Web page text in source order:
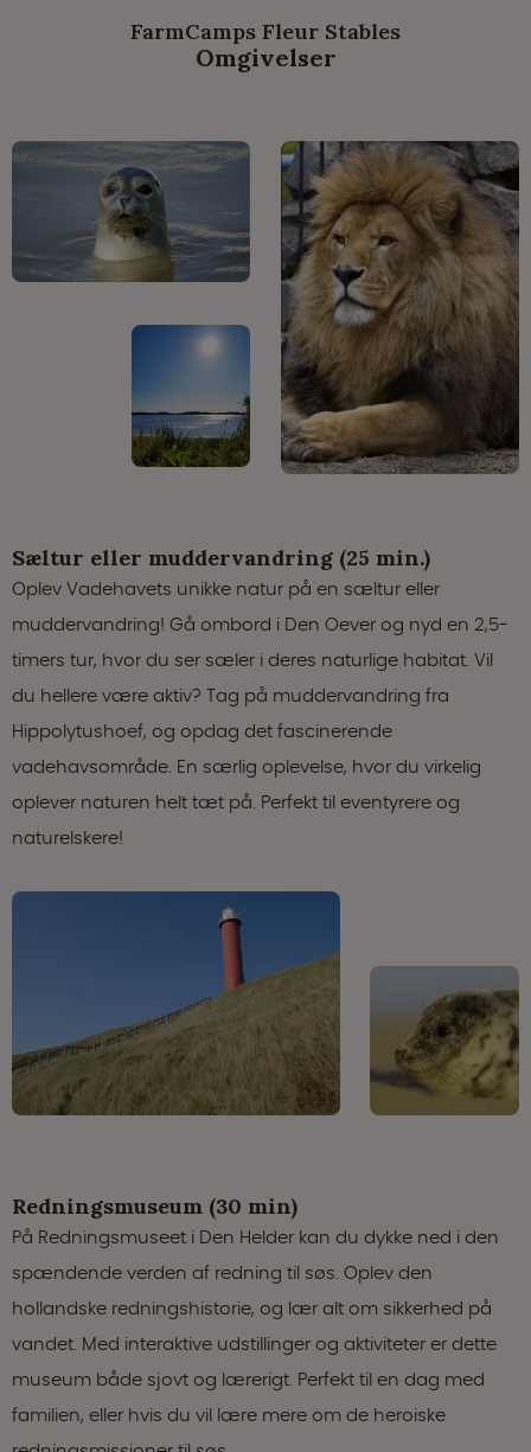
FarmCamps Fleur Stables
Omgivelser
Sæltur eller muddervandring (25 min.)
Oplev Vadehavets unikke natur på en sæltur eller
muddervandring! Gå ombord i Den Oever og nyd en 2,5-
timers tur, hvor du ser sæler i deres naturlige habitat. Vil
du hellere være aktiv? Tag på muddervandring fra
Hippolytushoef, og opdag det fascinerende
vadehavsområde. En særlig oplevelse, hvor du virkelig
oplever naturen helt tæt på. Perfekt til eventyrere og
naturelskere!
Redningsmuseum (30 min)
På Redningsmuseet i Den Helder kan du dykke ned i den
spændende verden af redning til søs. Oplev den
hollandske redningshistorie, og lær alt om sikkerhed på
vandet. Med interaktive udstillinger og aktiviteter er dette
museum både sjovt og lærerigt. Perfekt til en dag med
familien, eller hvis du vil lære mere om de heroiske